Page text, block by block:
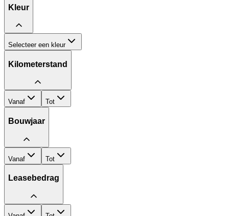
Kleur
Selecteer een kleur
Kilometerstand
Vanaf Tot
Bouwjaar
Vanaf Tot
Leasebedrag